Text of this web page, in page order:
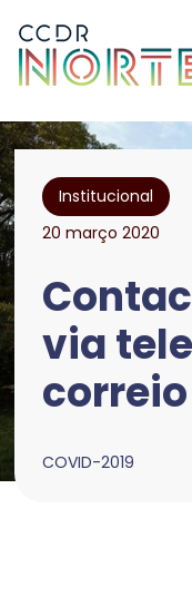
Institucional
20 março 2020
via
COVID-2019